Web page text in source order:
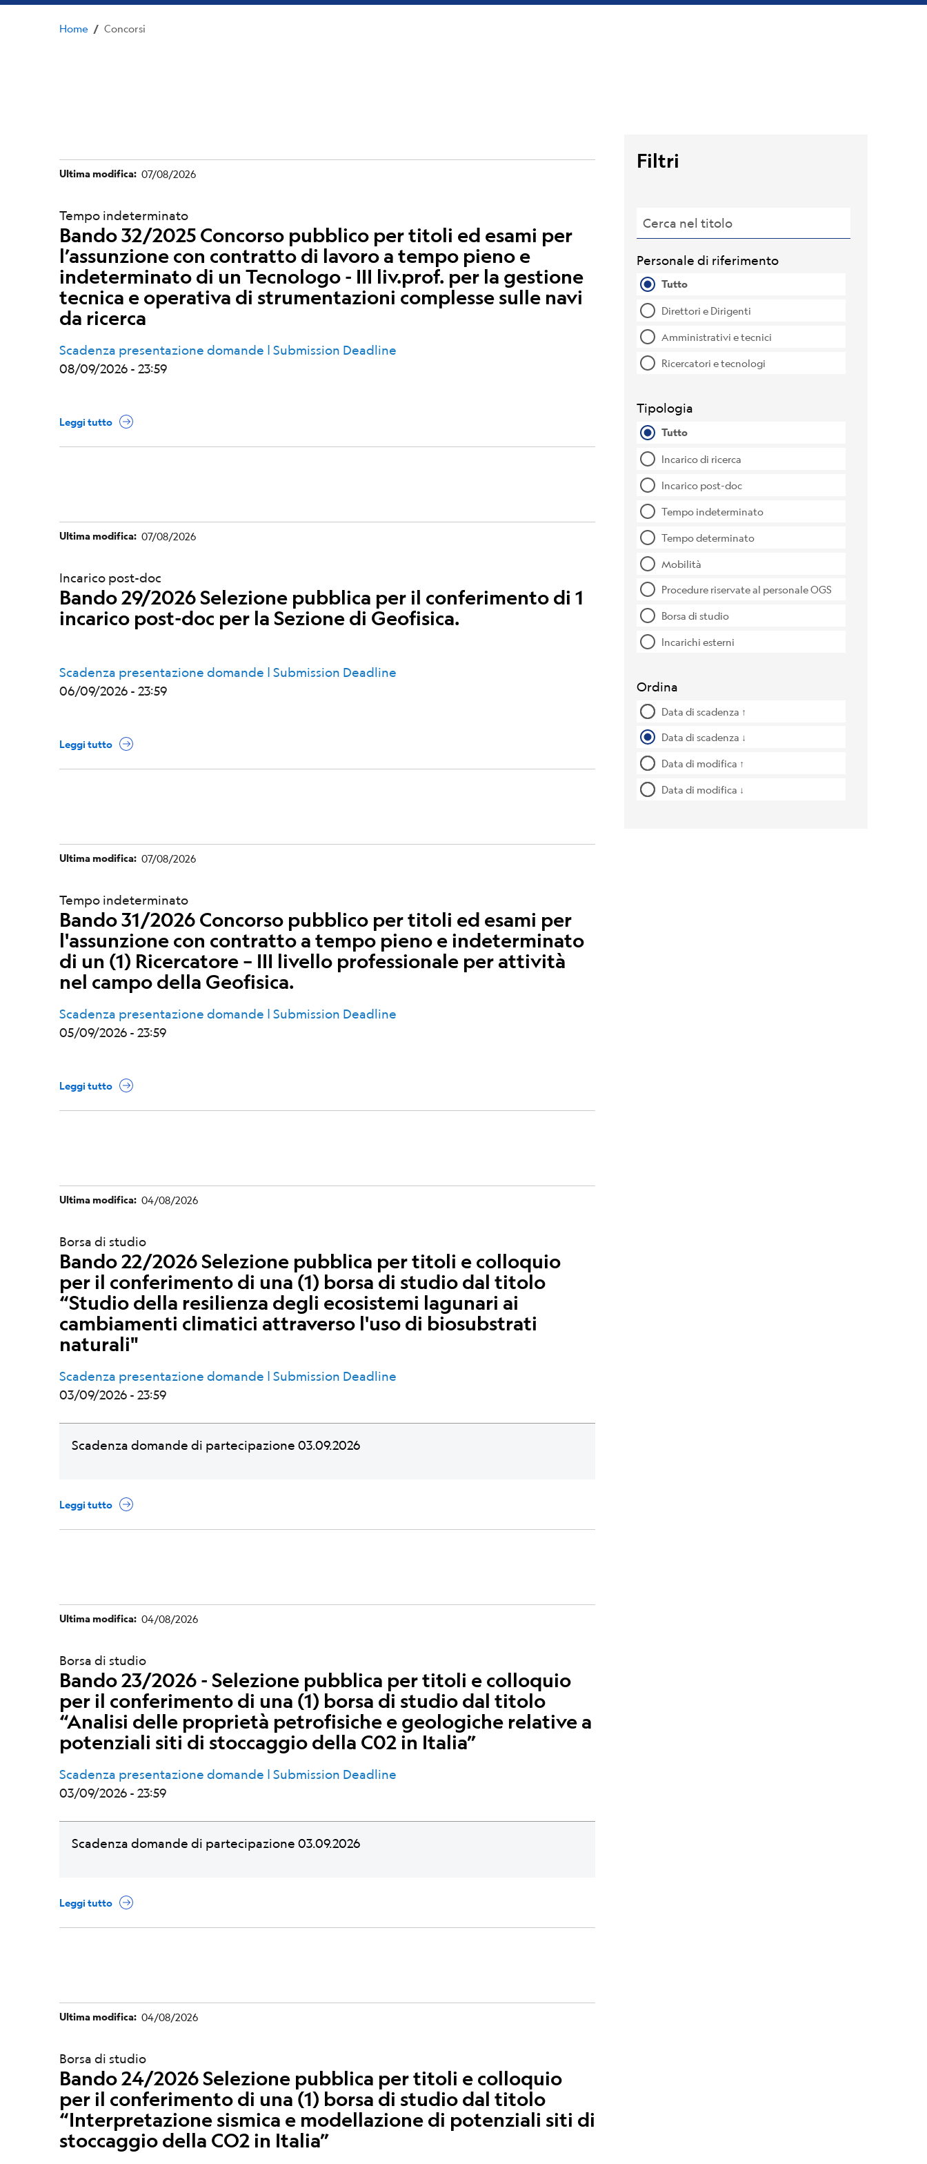
Home / Concorsi
Ultima modifica 07/08/2026
Tempo indeterminato
Bando 32/2025 Concorso pubblico per titoli ed esami per
l’assunzione con contratto di lavoro a tempo pieno e
indeterminato di un Tecnologo - III liv.prof. per la gestione
tecnica e operativa di strumentazioni complesse sulle navi
da ricerca
Scadenza presentazione domande | Submission Deadline
08/09/2026 - 23:59
Leggi tutto
Ultima modifica 07/08/2026
Incarico post-doc
Bando 29/2026 Selezione pubblica per il conferimento di 1
incarico post-doc per la Sezione di Geofisica.
Scadenza presentazione domande | Submission Deadline
06/09/2026 - 23:59
Leggi tutto
Ultima modifica 07/08/2026
Tempo indeterminato
Bando 31/2026 Concorso pubblico per titoli ed esami per
l'assunzione con contratto a tempo pieno e indeterminato
di un (1) Ricercatore – III livello professionale per attività
nel campo della Geofisica.
Scadenza presentazione domande | Submission Deadline
05/09/2026 - 23:59
Leggi tutto
Ultima modifica 04/08/2026
Borsa di studio
Bando 22/2026 Selezione pubblica per titoli e colloquio
per il conferimento di una (1) borsa di studio dal titolo
“Studio della resilienza degli ecosistemi lagunari ai
cambiamenti climatici attraverso l'uso di biosubstrati
naturali"
Scadenza presentazione domande | Submission Deadline
03/09/2026 - 23:59
Scadenza domande di partecipazione 03.09.2026
Leggi tutto
Ultima modifica 04/08/2026
Borsa di studio
Bando 23/2026 - Selezione pubblica per titoli e colloquio
per il conferimento di una (1) borsa di studio dal titolo
“Analisi delle proprietà petrofisiche e geologiche relative a
potenziali siti di stoccaggio della C02 in Italia”
Scadenza presentazione domande | Submission Deadline
03/09/2026 - 23:59
Scadenza domande di partecipazione 03.09.2026
Leggi tutto
Ultima modifica 04/08/2026
Borsa di studio
Bando 24/2026 Selezione pubblica per titoli e colloquio
per il conferimento di una (1) borsa di studio dal titolo
“Interpretazione sismica e modellazione di potenziali siti di
stoccaggio della CO2 in Italia”
Filtri
Cerca nel titolo
Personale di riferimento
Tutto
Direttori e Dirigenti
Amministrativi e tecnici
Ricercatori e tecnologi
Tipologia
Tutto
Incarico di ricerca
Incarico post-doc
Tempo indeterminato
Tempo determinato
Mobilità
Procedure riservate al personale OGS
Borsa di studio
Incarichi esterni
Ordina
Data di scadenza ↑
Data di scadenza ↓
Data di modifica ↑
Data di modifica ↓